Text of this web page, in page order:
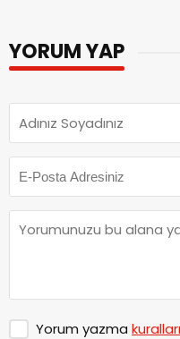
YORUM YAP
Yorum yazma